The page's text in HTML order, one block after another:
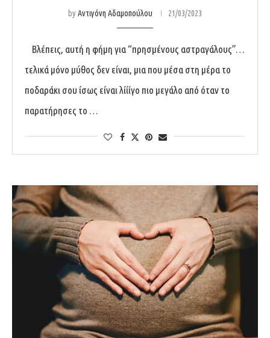
byΑντιγόνη Αδαμοπούλου 21/03/2023
Βλέπεις, αυτή η φήμη για “πρησμένους αστραγάλους”…
τελικά μόνο μύθος δεν είναι, μια που μέσα στη μέρα το
ποδαράκι σου ίσως είναι λίίίγο πιο μεγάλο από όταν το
παρατήρησες το …